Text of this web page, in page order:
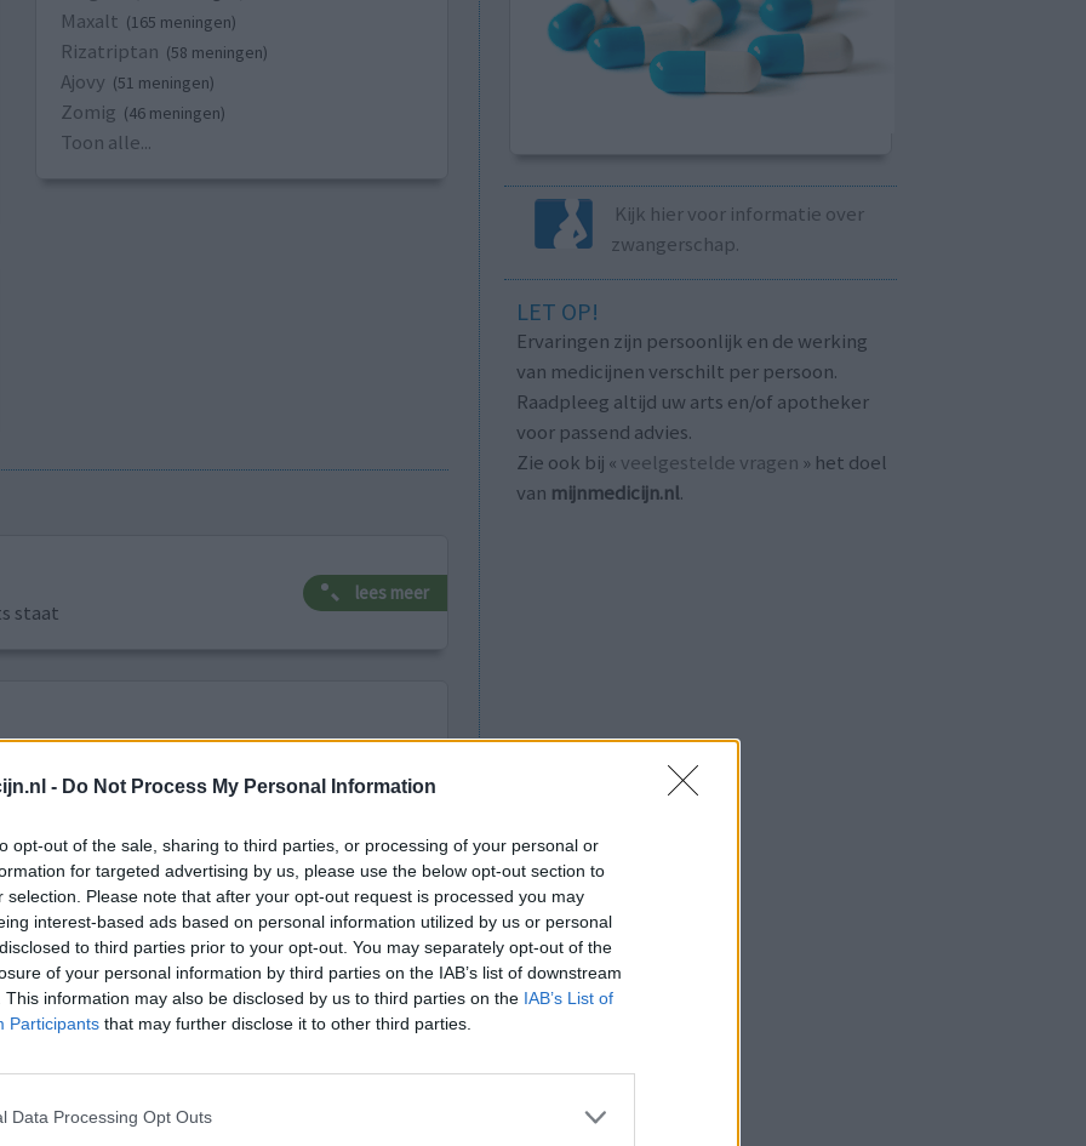
- Do Not Process My Personal Information
opt-out of the sale, sharing to third parties, or processing of your personal or
for targeted advertising by us, please use the below opt-out section to
selection. Please note that after your opt-out request is processed you may
interest-based ads based on personal information utilized by us or personal
to third parties prior to your opt-out. You may separately opt-out of the
of your personal information by third parties on the IAB’s list of downstream
This information may also be disclosed by us to third parties on the IAB’s List of
Participants that may further disclose it to other third parties.
Data Processing Opt Outs
Maxalt (165 meningen)
Rizatriptan (58 meningen)
Ajovy (51 meningen)
Zomig (46 meningen)
Toon alle...
staat
lees meer
aandoening met een complexe achtergond.
op de medicijnen die worden gebruikt tegen
bijwerkingen zijn veel voorkomende
een belangrijke en complexe genetische
met medicijnen, met name op
Farmacogenetica kunnen helpen.
Meer uitleg over Farmacogenetica
leeftijd algehele tevredenheid
Kijk hier voor informatie over
zwangerschap.
LET OP!
Ervaringen zijn persoonlijk en de werking
van medicijnen verschilt per persoon.
Raadpleeg altijd uw arts en/of apotheker
voor passend advies.
Zie ook bij « veelgestelde vragen » het doel
van mijnmedicijn.nl.